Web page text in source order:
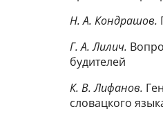
Н. А. Кондрашов.
Г. А. Лилич.
будителей
К. В. Лифанов.
словацкого